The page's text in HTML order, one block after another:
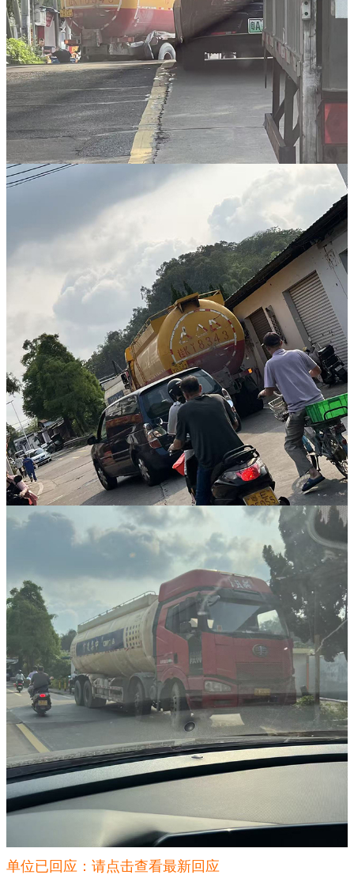
单位已回应：请点击查看最新回应